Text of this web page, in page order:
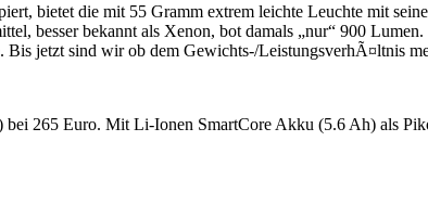
bietet die mit 55 Gramm extrem leichte Leuchte mit
besser bekannt als Xenon, bot damals „nur“ 900
Bis jetzt sind wir ob dem Gewichts-/LeistungsverhÃ¤ltnis
265 Euro. Mit Li-Ionen SmartCore Akku (5.6 Ah) als